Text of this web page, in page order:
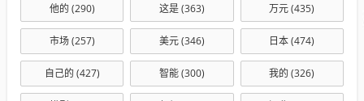
他的 (290) 这是(363) 万元(435)
市场(257) 美元(346) 日本(474)
自己的 (427) 智能(300) 我的 (326)